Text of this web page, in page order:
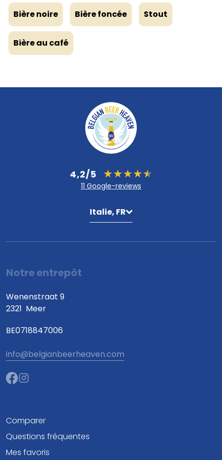
Bière noire
Bière foncée Stout
Bière au café
4,2/5
11 Google-reviews
Italie, FR
Notre entrepôt
Wenenstraat 9
2321 Meer
BE0718847006
info@belgianbeerheaven.com
Comparer
Questions fréquentes
Mes favoris